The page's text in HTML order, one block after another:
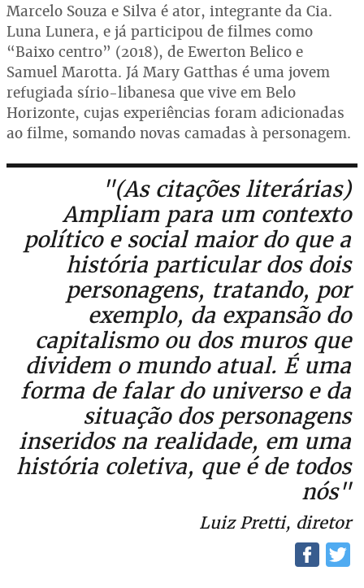
Marcelo Souza e Silva é ator, integrante da Cia.
Luna Lunera, e já participou de filmes como
“Baixo centro” (2018), de Ewerton Belico e
Samuel Marotta. Já Mary Gatthas é uma jovem
refugiada sírio-libanesa que vive em Belo
Horizonte, cujas experiências foram adicionadas
ao filme, somando novas camadas à personagem.
"(As citações literárias)
Ampliam para um contexto
político e social maior do que a
história particular dos dois
personagens, tratando, por
exemplo, da expansão do
capitalismo ou dos muros que
dividem o mundo atual. É uma
forma de falar do universo e da
situação dos personagens
inseridos na realidade, em uma
história coletiva, que é de todos
nós"
Luiz Pretti, diretor